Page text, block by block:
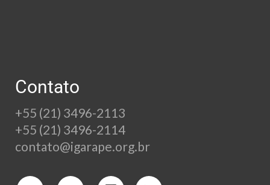
Contato
+55 (21) 3496-2113
+55 (21) 3496-2114
contato@igarape.org.br